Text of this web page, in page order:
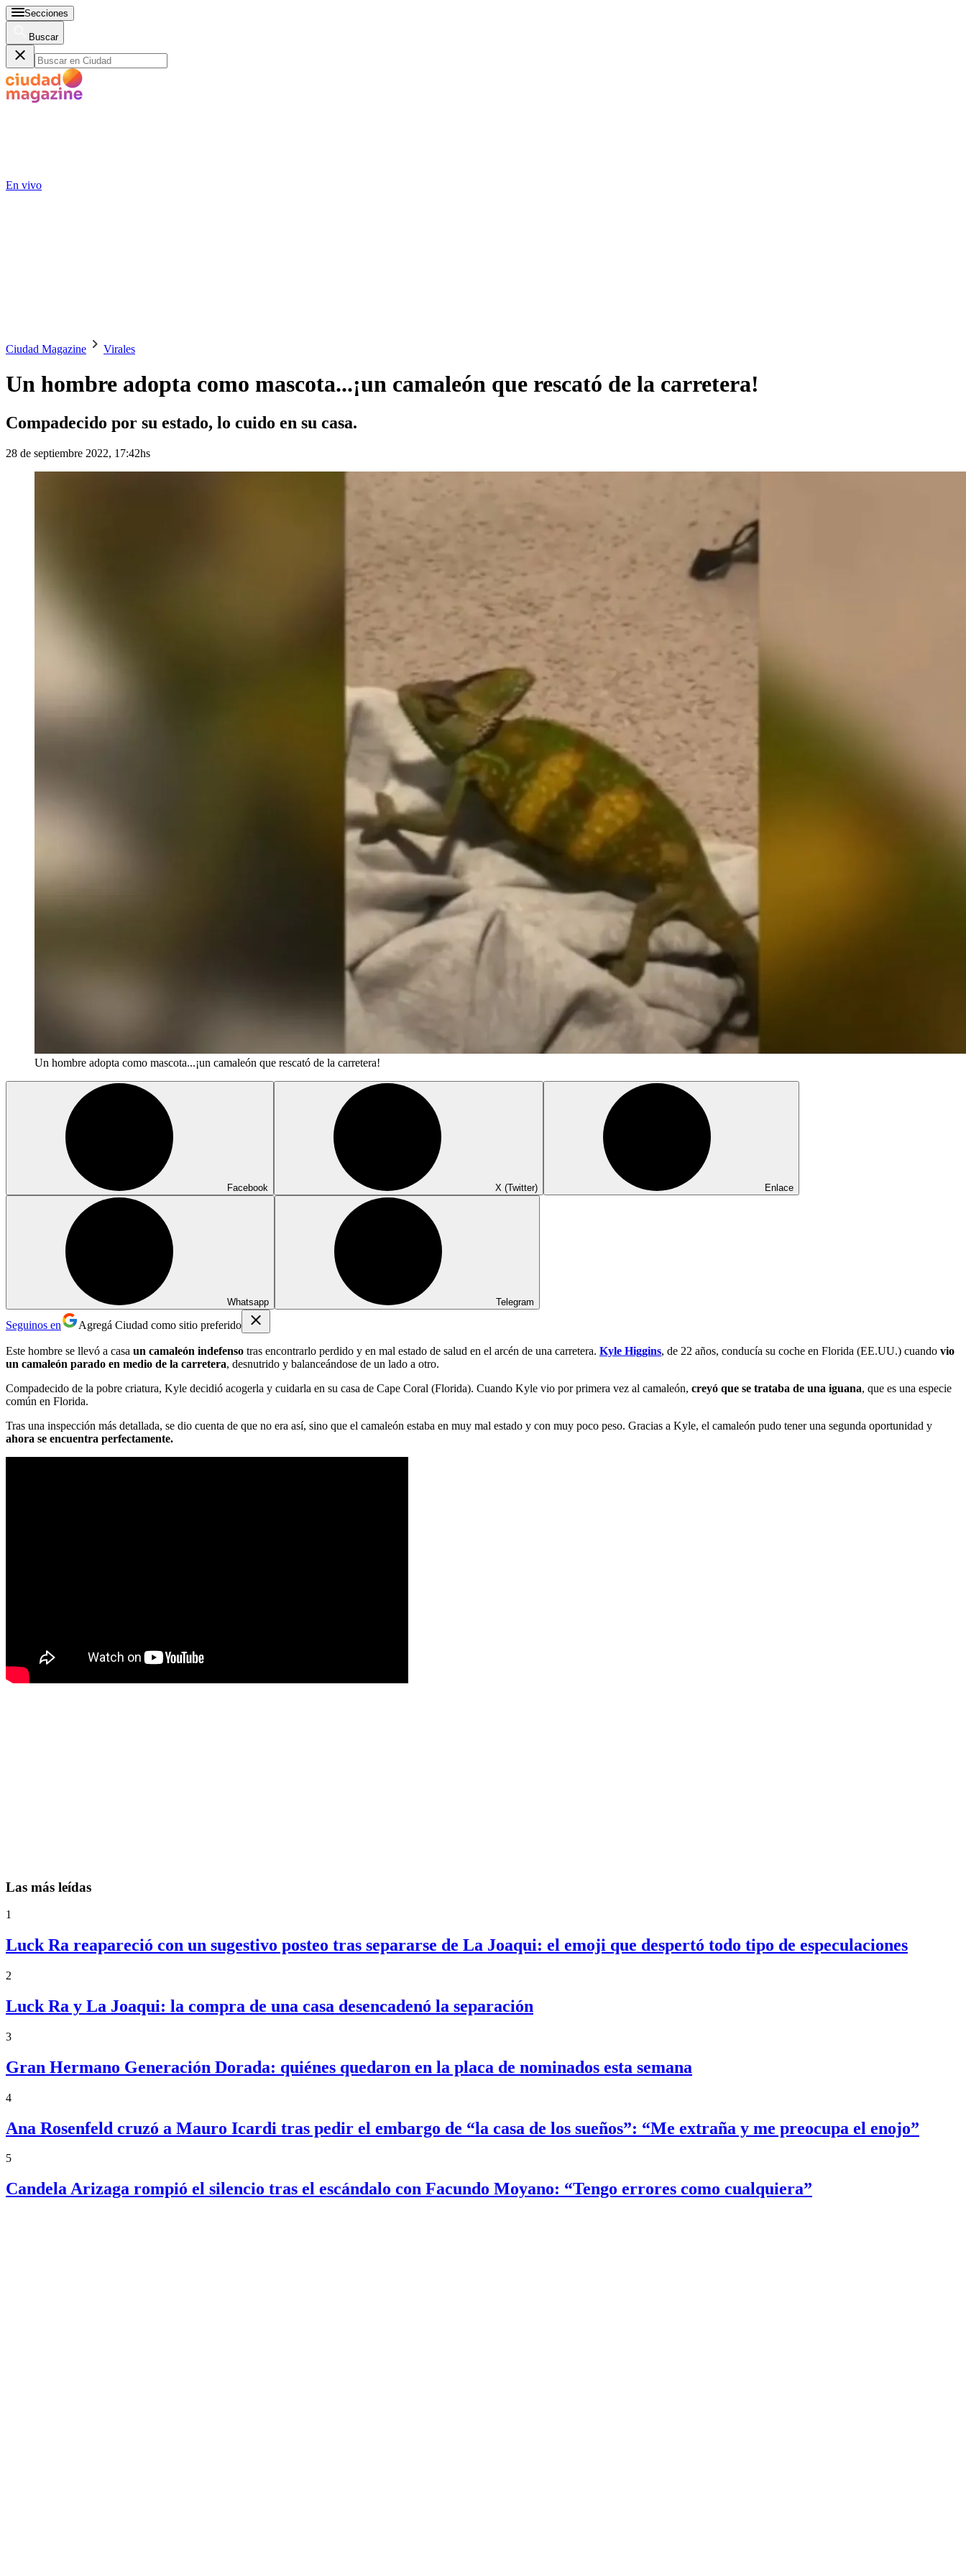
Secciones
Buscar
En vivo
Ciudad Magazine Virales
Un hombre adopta como mascota...¡un camaleón que rescató de la carretera!
Compadecido por su estado, lo cuido en su casa.
28 de septiembre 2022, 17:42hs
Un hombre adopta como mascota...¡un camaleón que rescató de la carretera!
Facebook X (Twitter) Enlace
Whatsapp Telegram
Seguinos en Agregá Ciudad como sitio preferido
Este hombre se llevó a casa un camaleón indefenso tras encontrarlo perdido y en mal estado de salud en el arcén de una carretera. Kyle Higgins, de 22 años, conducía su coche en Florida (EE.UU.) cuando vio
un camaleón parado en medio de la carretera, desnutrido y balanceándose de un lado a otro.
Compadecido de la pobre criatura, Kyle decidió acogerla y cuidarla en su casa de Cape Coral (Florida). Cuando Kyle vio por primera vez al camaleón, creyó que se trataba de una iguana, que es una especie
común en Florida.
Tras una inspección más detallada, se dio cuenta de que no era así, sino que el camaleón estaba en muy mal estado y con muy poco peso. Gracias a Kyle, el camaleón pudo tener una segunda oportunidad y
ahora se encuentra perfectamente.
Las más leídas
1
Luck Ra reapareció con un sugestivo posteo tras separarse de La Joaqui: el emoji que despertó todo tipo de especulaciones
2
Luck Ra y La Joaqui: la compra de una casa desencadenó la separación
3
Gran Hermano Generación Dorada: quiénes quedaron en la placa de nominados esta semana
4
Ana Rosenfeld cruzó a Mauro Icardi tras pedir el embargo de “la casa de los sueños”: “Me extraña y me preocupa el enojo”
5
Candela Arizaga rompió el silencio tras el escándalo con Facundo Moyano: “Tengo errores como cualquiera”